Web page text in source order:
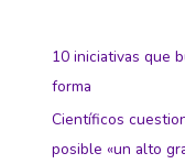
10 iniciativas que
forma
Científicos
posible «un alto